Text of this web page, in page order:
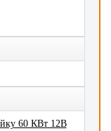
60 КВт 12В